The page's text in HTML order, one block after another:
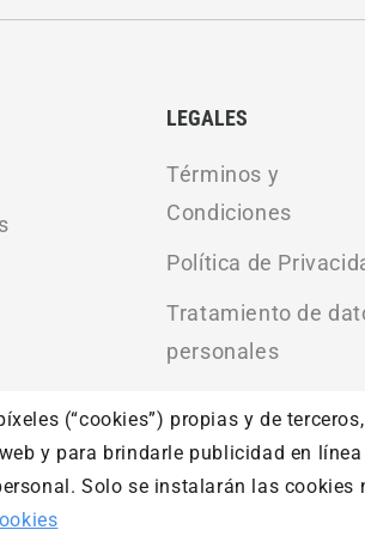
LEGALES
Términos y
Condiciones
Política de
Tratamiento de
personales
descuentos y plazos de pago
el uso total o parcial sin
(“cookies”) propias y de
y para brindarle publicidad en línea
Solo se instalarán las cookies